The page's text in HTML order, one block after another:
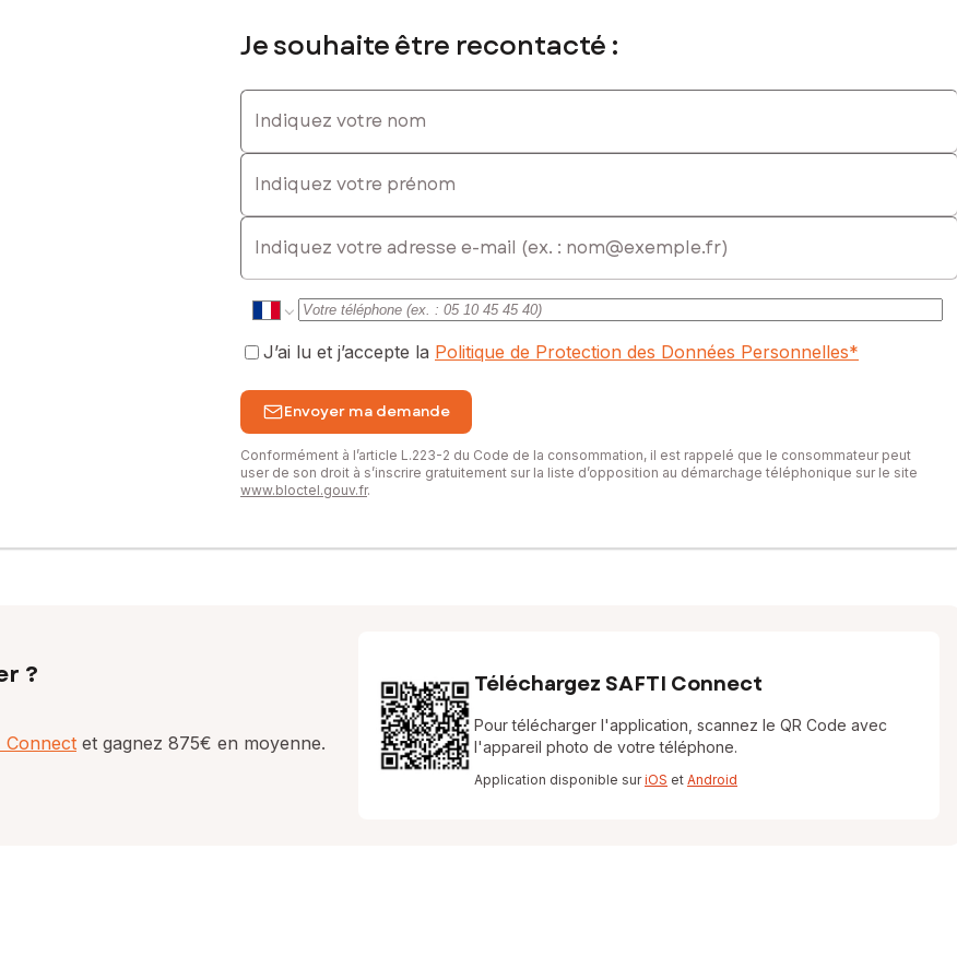
11 12 13, E-mail : jessica.montenot@safti.fr - EI - Agent commercial immatriculé au RSAC de DIJON sous le numéro 751 513
Je souhaite être recontacté :
Indiquez votre nom
Indiquez votre prénom
E-mail
J’ai lu et j’accepte la Politique de Protection des Données Personnelles*
Envoyer ma demande
Conformément à l’article L.223-2 du Code de la consommation, il est rappelé que le consommateur peut
user de son droit à s’inscrire gratuitement sur la liste d’opposition au démarchage téléphonique sur le site
www.bloctel.gouv.fr.
?
Connect et gagnez 875€ en moyenne.
Téléchargez SAFTI Connect
Pour télécharger l'application, scannez le QR Code avec
l'appareil photo de votre téléphone.
Application disponible suriOS et Android